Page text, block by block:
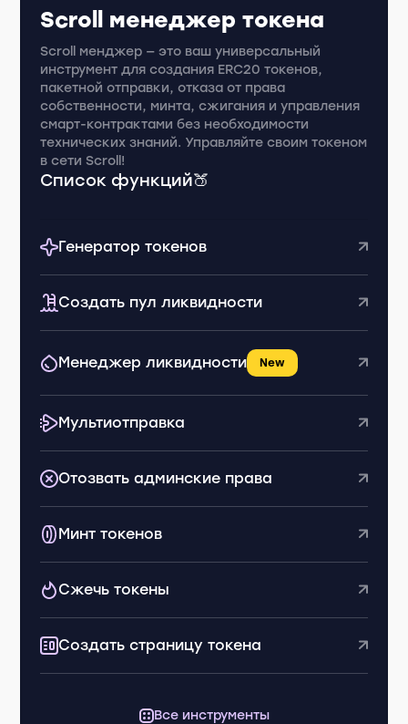
Scroll менеджер токена
Scroll менджер — это ваш универсальный
инструмент для создания ERC20 токенов,
пакетной отправки, отказа от права
собственности, минта, сжигания и управления
смарт-контрактами без необходимости
технических знаний. Управляйте своим токеном
в сети Scroll!
Список функций🍑
Генератор токенов
Создать пул ликвидности
Менеджер ликвидности New
Мультиотправка
Отозвать админские права
Минт токенов
Сжечь токены
Создать страницу токена
Все инструменты